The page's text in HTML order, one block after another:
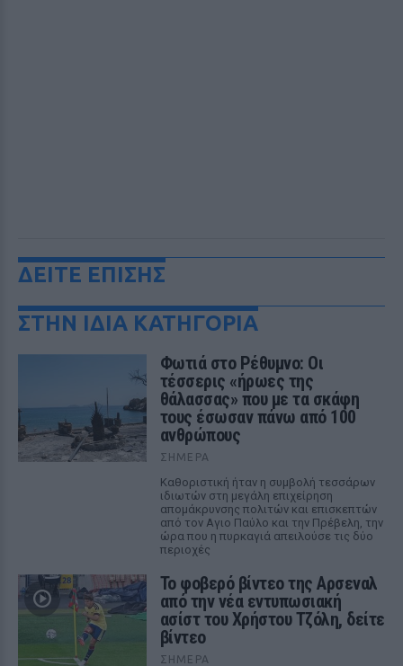
ΔΕΙΤΕ ΕΠΙΣΗΣ
ΣΤΗΝ ΙΔΙΑ ΚΑΤΗΓΟΡΙΑ
Φωτιά στο Ρέθυμνο: Οι
τέσσερις «ήρωες της
θάλασσας» που με τα σκάφη
τους έσωσαν πάνω από 100
ανθρώπους
ΣΉΜΕΡΑ
Καθοριστική ήταν η συμβολή τεσσάρων
ιδιωτών στη μεγάλη επιχείρηση
απομάκρυνσης πολιτών και επισκεπτών
από τον Αγιο Παύλο και την Πρέβελη, την
ώρα που η πυρκαγιά απειλούσε τις δύο
περιοχές
Το φοβερό βίντεο της Αρσεναλ
από την νέα εντυπωσιακή
ασίστ του Χρήστου Τζόλη, δείτε
βίντεο
ΣΉΜΕΡΑ